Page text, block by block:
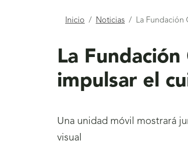
Está
Inicio Noticias La Fundación
La
impulsar el
Una unidad móvil mostrará
visual